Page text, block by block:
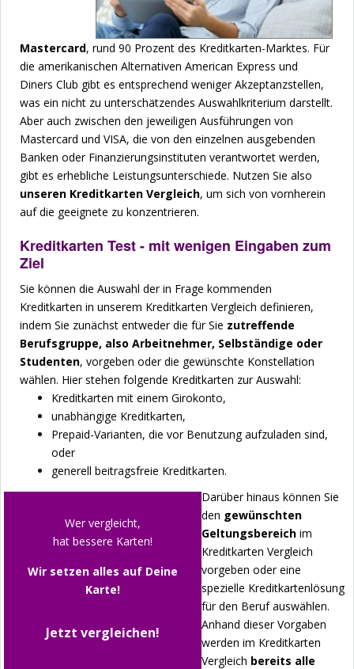
Mastercard, rund 90 Prozent des Kreditkarten-Marktes. Für
die amerikanischen Alternativen American Express und
Diners Club gibt es entsprechend weniger Akzeptanzstellen,
was ein nicht zu unterschätzendes Auswahlkriterium darstellt.
Aber auch zwischen den jeweiligen Ausführungen von
Mastercard und VISA, die von den einzelnen ausgebenden
Banken oder Finanzierungsinstituten verantwortet werden,
gibt es erhebliche Leistungsunterschiede. Nutzen Sie also
unseren Kreditkarten Vergleich, um sich von vornherein
auf die geeignete zu konzentrieren.
Kreditkarten Test - mit wenigen Eingaben zum
Ziel
Sie können die Auswahl der in Frage kommenden
Kreditkarten in unserem Kreditkarten Vergleich definieren,
indem Sie zunächst entweder die für Sie zutreffende
Berufsgruppe, also Arbeitnehmer, Selbständige oder
Studenten, vorgeben oder die gewünschte Konstellation
wählen. Hier stehen folgende Kreditkarten zur Auswahl:
Kreditkarten mit einem Girokonto,
unabhängige Kreditkarten,
Prepaid-Varianten, die vor Benutzung aufzuladen sind,
oder
generell beitragsfreie Kreditkarten.
Wer vergleicht,
hat bessere Karten!
Wir setzen alles auf Deine
Karte!
Jetzt vergleichen!
Darüber hinaus können Sie
den gewünschten
Geltungsbereich im
Kreditkarten Vergleich
vorgeben oder eine
spezielle Kreditkartenlösung
für den Beruf auswählen.
Anhand dieser Vorgaben
werden im Kreditkarten
Vergleich bereits alle